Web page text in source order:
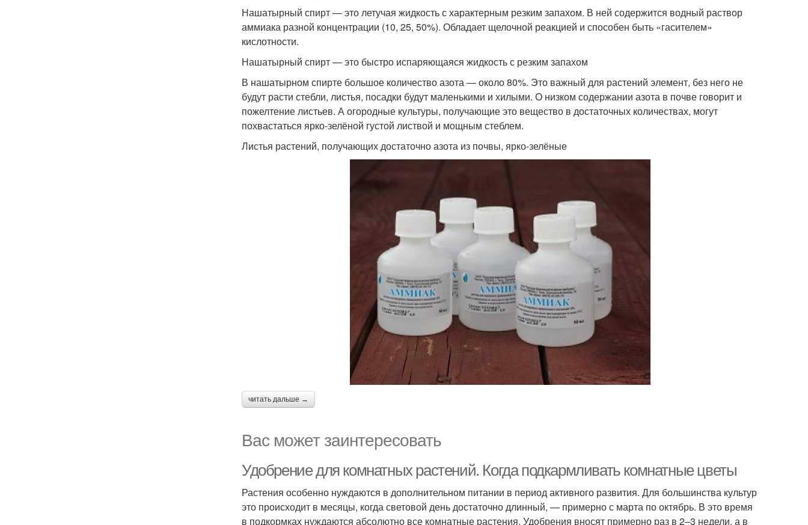
Нашатырный спирт — это летучая жидкость с характерным резким запахом. В ней содержится водный раствор
аммиака разной концентрации (10, 25, 50%). Обладает щелочной реакцией и способен быть «гасителем»
кислотности.
Нашатырный спирт — это быстро испаряющаяся жидкость с резким запахом
В нашатырном спирте большое количество азота — около 80%. Это важный для растений элемент, без него не
будут расти стебли, листья, посадки будут маленькими и хилыми. О низком содержании азота в почве говорит и
пожелтение листьев. А огородные культуры, получающие это вещество в достаточных количествах, могут
похвастаться ярко-зелёной густой листвой и мощным стеблем.
Листья растений, получающих достаточно азота из почвы, ярко-зелёные
читать дальше →
Вас может заинтересовать
Удобрение для комнатных растений. Когда подкармливать комнатные цветы
Растения особенно нуждаются в дополнительном питании в период активного развития. Для большинства культур
это происходит в месяцы, когда световой день достаточно длинный, — примерно с марта по октябрь. В это время
в подкормках нуждаются абсолютно все комнатные растения. Удобрения вносят примерно раз в 2–3 недели, а в